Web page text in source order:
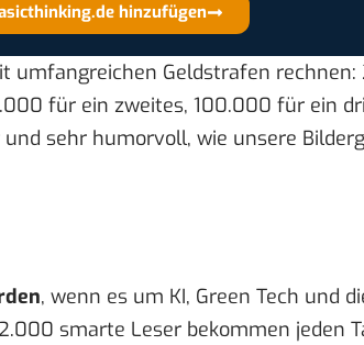
hinzufügen
umfangreichen Geldstrafen rechnen:
für ein zweites, 100.000 für ein
sehr humorvoll, wie unsere
, wenn es um KI, Green Tech und
smarte Leser bekommen jeden